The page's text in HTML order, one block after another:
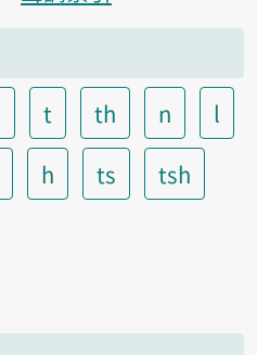
t th n
l
h ts
tsh